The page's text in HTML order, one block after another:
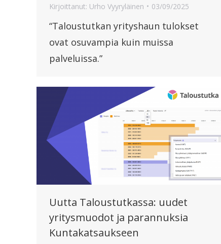
Kirjoittanut: Urho Vyyryläinen 03/09/2025
“Taloustutkan yrityshaun tulokset
ovat osuvampia kuin muissa
palveluissa.”
Uutta Taloustutkassa: uudet
yritysmuodot ja parannuksia
Kuntakatsaukseen